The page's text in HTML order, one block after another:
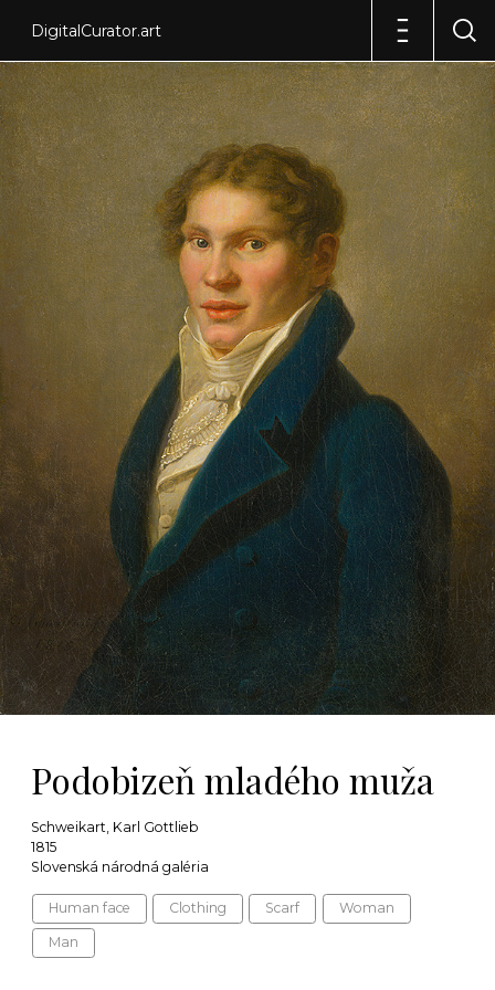
DigitalCurator.art
Podobizeň mladého muža
Schweikart, Karl Gottlieb
1815
Slovenská národná galéria
Human face Clothing Scarf Woman
Man